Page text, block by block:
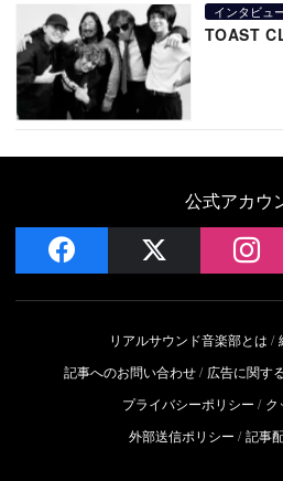
インタビュ
TOAST
公式アカウ
facebook
リアルサウンド音楽部とは
記事へのお問い合わせ
広告に関す
プライバシーポリシー
ク
外部送信ポリシー
記事